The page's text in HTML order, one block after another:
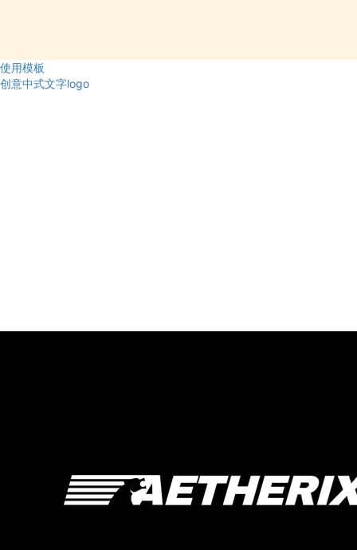
使用模板
创意中式文字logo